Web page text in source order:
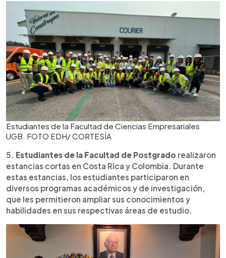
Estudiantes de la Facultad de Ciencias Empresariales
UGB. FOTO EDH/ CORTESÍA
5. Estudiantes de la Facultad de Postgrado realizaron
estancias cortas en Costa Rica y Colombia. Durante
estas estancias, los estudiantes participaron en
diversos programas académicos y de investigación,
que les permitieron ampliar sus conocimientos y
habilidades en sus respectivas áreas de estudio.